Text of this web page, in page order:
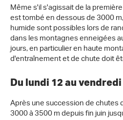
Même s'il s'agissait de la
est tombé en dessous de 3000
humide sont possibles lors de
dans les montagnes enneigées
jours, en particulier en haute
d'entraînement et de chute doit
Du lundi 12 au
Après une succession de chutes
3000 à 3500 m depuis fin juin